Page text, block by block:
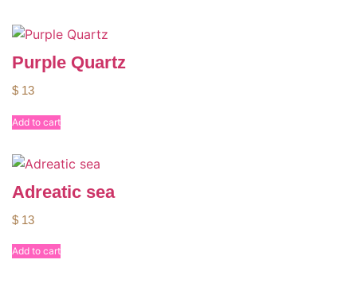
Purple Quartz
$ 13
Add to cart
Adreatic sea
$ 13
Add to cart